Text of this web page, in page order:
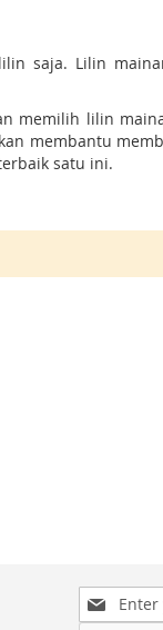
saja. Lilin
memilih lilin
membantu
satu ini.
Sign
Up